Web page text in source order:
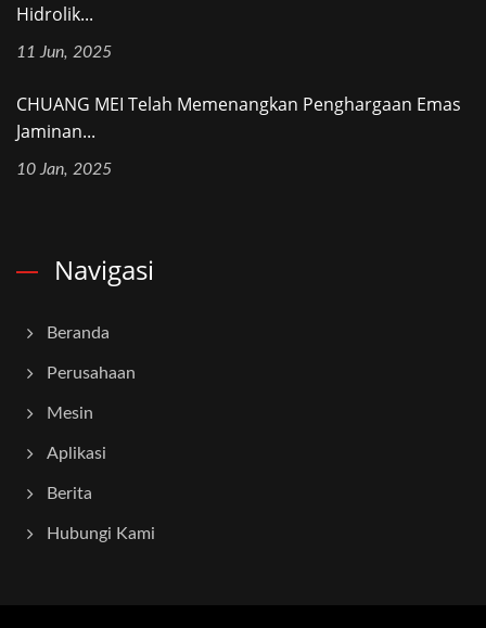
Hidrolik...
11 Jun, 2025
CHUANG MEI Telah Memenangkan Penghargaan Emas
Jaminan...
10 Jan, 2025
Navigasi
Beranda
Perusahaan
Mesin
Aplikasi
Berita
Hubungi Kami